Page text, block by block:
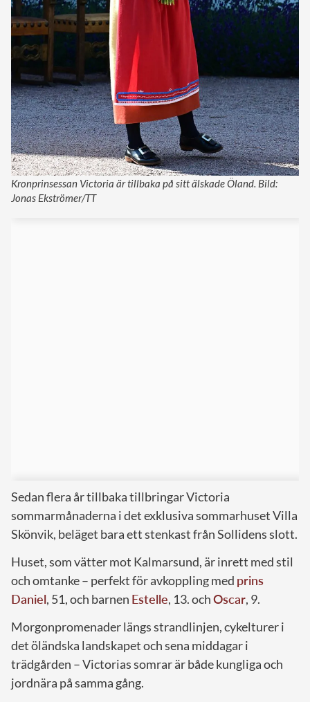
Kronprinsessan Victoria är tillbaka på sitt älskade Öland. Bild:
Jonas Ekströmer/TT
Sedan flera år tillbaka tillbringar Victoria
sommarmånaderna i det exklusiva sommarhuset Villa
Skönvik, beläget bara ett stenkast från Sollidens slott.
Huset, som vätter mot Kalmarsund, är inrett med stil
och omtanke – perfekt för avkoppling med prins
Daniel, 51, och barnen Estelle, 13. ochOscar, 9.
Morgonpromenader längs strandlinjen, cykelturer i
det öländska landskapet och sena middagar i
trädgården – Victorias somrar är både kungliga och
jordnära på samma gång.